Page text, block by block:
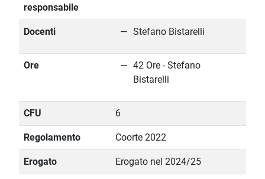
responsabile
Docenti Stefano Bistarelli
Ore
42 Ore - Stefano
Bistarelli
CFU 6
Regolamento Coorte 2022
Erogato Erogato nel 2024/25